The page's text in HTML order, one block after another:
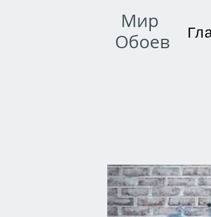
Мир
Обоев